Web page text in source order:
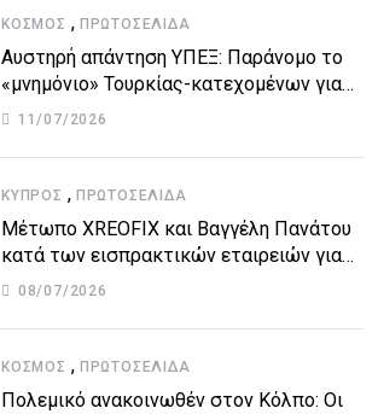
ΚΌΣΜΟΣ , ΠΡΩΤΟΣΈΛΙΔΑ
Αυστηρή απάντηση ΥΠΕΞ: Παράνομο το
«μνημόνιο» Τουρκίας-κατεχομένων για
τον υποθαλάσσιο αγωγό
11/07/2026
ΚΎΠΡΟΣ , ΠΡΩΤΟΣΈΛΙΔΑ
Μέτωπο XREOFIX και Βαγγέλη Πανάτου
κατά των εισπρακτικών εταιρειών για
την προστασία των δανειοληπτών
08/07/2026
ΚΌΣΜΟΣ , ΠΡΩΤΟΣΈΛΙΔΑ
Πολεμικό ανακοινωθέν στον Κόλπο: Οι